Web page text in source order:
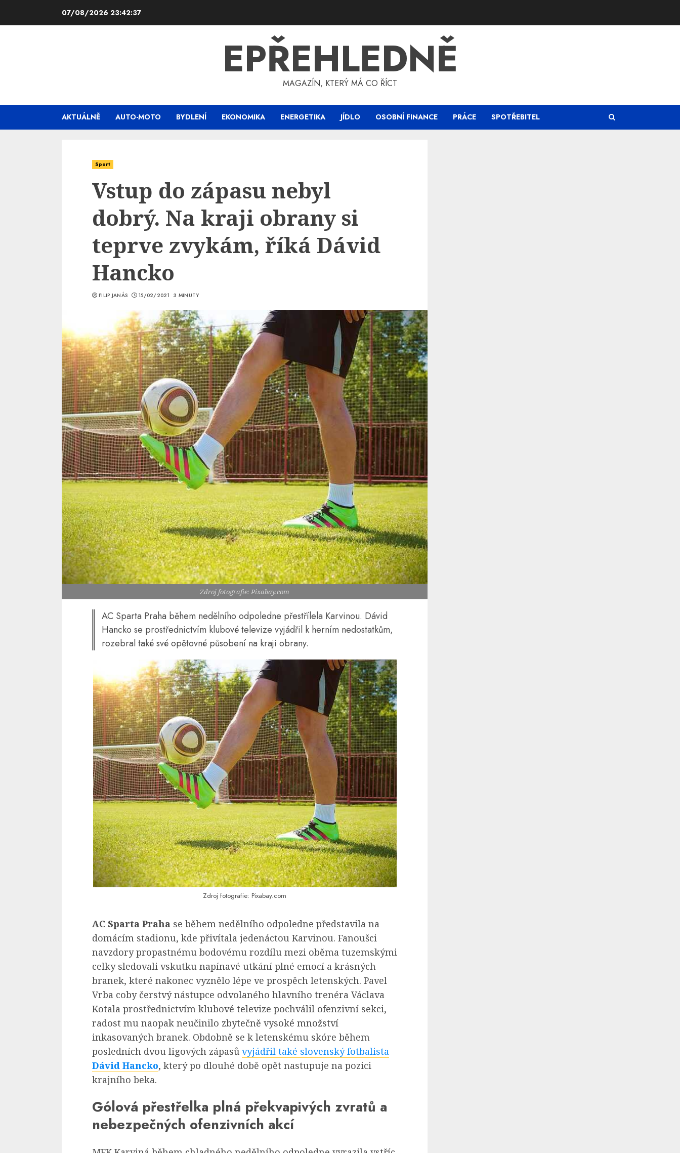
07/08/2026 23:42:38
EPŘEHLEDNĚ
MAGAZÍN, KTERÝ MÁ CO ŘÍCT
AKTUÁLNĚ AUTO-MOTO BYDLENÍ EKONOMIKA ENERGETIKA JÍDLO OSOBNÍ FINANCE PRÁCE SPOTŘEBITEL
Sport
Vstup do zápasu nebyl
dobrý. Na kraji obrany si
teprve zvykám, říká Dávid
Hancko
FILIP JANÁS 15/02/2021 3 MINUTY
Zdroj fotografie: Pixabay.com
AC Sparta Praha během nedělního odpoledne přestřílela Karvinou. Dávid
Hancko se prostřednictvím klubové televize vyjádřil k herním nedostatkům,
rozebral také své opětovné působení na kraji obrany.
Zdroj fotografie: Pixabay.com
AC Sparta Praha se během nedělního odpoledne představila na
domácím stadionu, kde přivítala jedenáctou Karvinou. Fanoušci
navzdory propastnému bodovému rozdílu mezi oběma tuzemskými
celky sledovali vskutku napínavé utkání plné emocí a krásných
branek, které nakonec vyznělo lépe ve prospěch letenských. Pavel
Vrba coby čerstvý nástupce odvolaného hlavního trenéra Václava
Kotala prostřednictvím klubové televize pochválil ofenzivní sekci,
radost mu naopak neučinilo zbytečně vysoké množství
inkasovaných branek. Obdobně se k letenskému skóre během
posledních dvou ligových zápasů vyjádřil také slovenský fotbalista
Dávid Hancko, který po dlouhé době opět nastupuje na pozici
krajního beka.
Gólová přestřelka plná překvapivých zvratů a
nebezpečných ofenzivních akcí